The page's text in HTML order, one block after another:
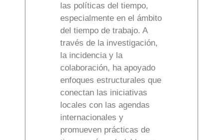
las políticas del tiempo,
especialmente en el ámbito
del tiempo de trabajo. A
través de la investigación,
la incidencia y la
colaboración, ha apoyado
enfoques estructurales que
conectan las iniciativas
locales con las agendas
internacionales y
promueven prácticas de